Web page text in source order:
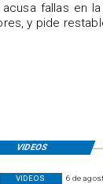
fallas en
y pide
6 de
VIDEOS
VIDEOS